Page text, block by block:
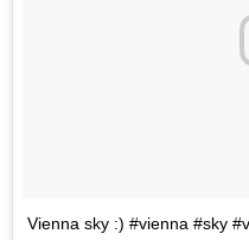
Vienna sky :) #vienna #sky